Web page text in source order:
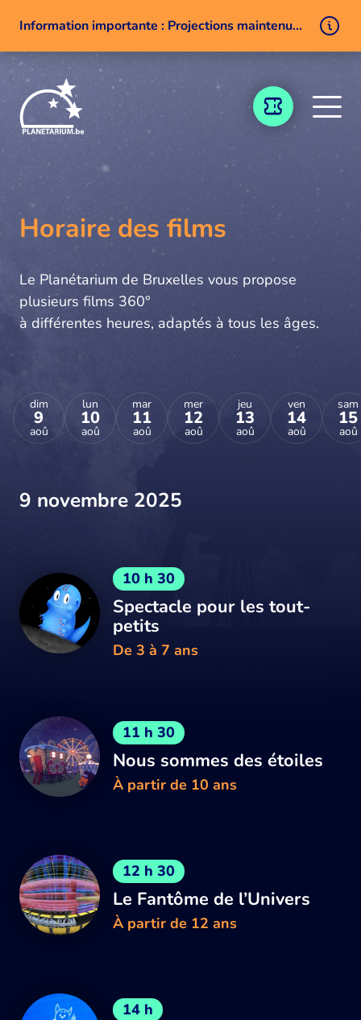
Information importante : Projections maintenues malgré un problème technique
Aller au contenu
BILLETTERIE
Horaire des films
Le Planétarium de Bruxelles vous propose
plusieurs films 360°
à différentes heures, adaptés à tous les âges.
dim
9
aoû
lun
10
aoû
mar
11
aoû
mer
12
aoû
jeu
13
aoû
ven
14
aoû
sam
15
aoû
9 novembre 2025
10 h 30
Spectacle pour les tout-
petits
De 3 à 7 ans
11 h 30
Nous sommes des étoiles
À partir de 10 ans
12 h 30
Le Fantôme de l’Univers
À partir de 12 ans
14 h